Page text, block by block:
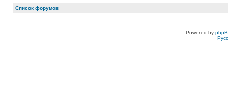
Список форумов
Powered by